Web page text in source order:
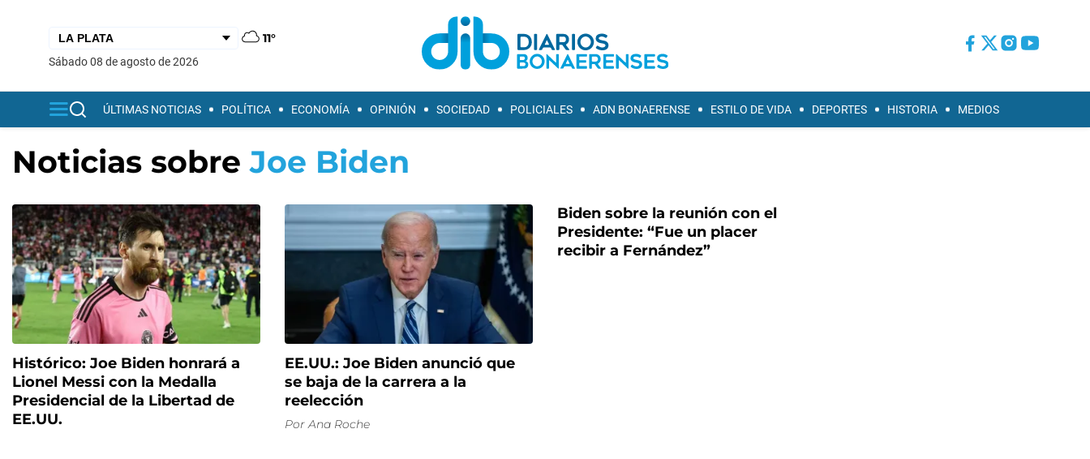
11°
sábado 08 de agosto de 2026
ÚLTIMAS NOTICIAS POLÍTICA ECONOMÍA OPINIÓN SOCIEDAD POLICIALES ADN BONAERENSE ESTILO DE VIDA DEPORTES HISTORIA MEDIOS
Noticias sobreJoe Biden
Histórico: Joe Biden honrará a
Lionel Messi con la Medalla
Presidencial de la Libertad de
EE.UU.
EE.UU.: Joe Biden anunció que
se baja de la carrera a la
reelección
Por Ana Roche
Biden sobre la reunión con el
Presidente: “Fue un placer
recibir a Fernández”